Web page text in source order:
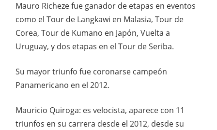
Mauro Richeze fue ganador de etapas en eventos
como el Tour de Langkawi en Malasia, Tour de
Corea, Tour de Kumano en Japón, Vuelta a
Uruguay, y dos etapas en el Tour de Seriba.
Su mayor triunfo fue coronarse campeón
Panamericano en el 2012.
Mauricio Quiroga: es velocista, aparece con 11
triunfos en su carrera desde el 2012, desde su